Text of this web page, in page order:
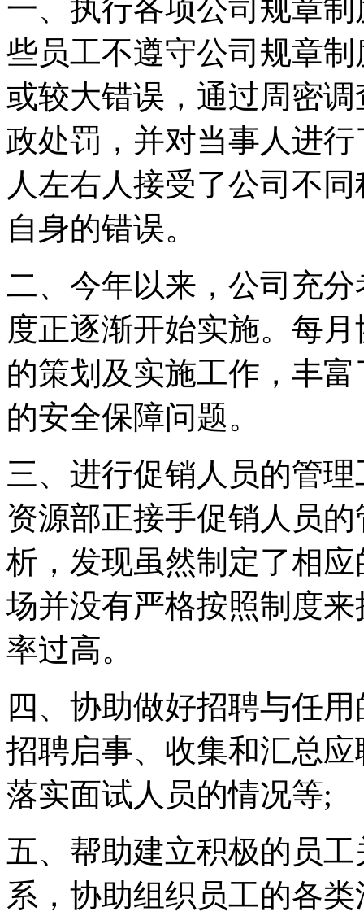
一、执行各项公司规章
些员工不遵守公司规章
或较大错误，通过周密
政处罚，并对当事人进
人左右人接受了公司不
自身的错误。
二、今年以来，公司充
度正逐渐开始实施。每
的策划及实施工作，丰
的安全保障问题。
三、进行促销人员的管
资源部正接手促销人员
析，发现虽然制定了相
场并没有严格按照制度
率过高。
四、协助做好招聘与任
招聘启事、收集和汇总
落实面试人员的情况等;
五、帮助建立积极的员
系，协助组织员工的各类